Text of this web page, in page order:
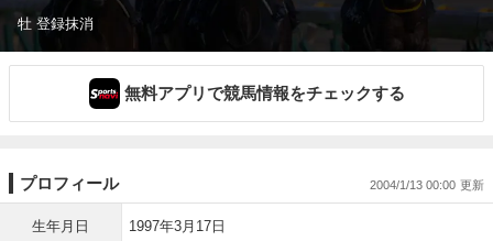
牡 登録抹消
無料アプリで競馬情報をチェックする
プロフィール 2004/1/13 00:00
生年月日 1997年3月17日